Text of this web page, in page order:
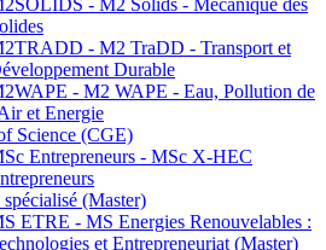
- M2 Solids - Mécanique des
- M2 TraDD - Transport et
Durable
- M2 WAPE - Eau, Pollution de
et Energie
Science (CGE)
Entrepreneurs - MSc X-HEC
spécialisé (Master)
ETRE - MS Energies Renouvelables :
et Entrepreneuriat (Master)